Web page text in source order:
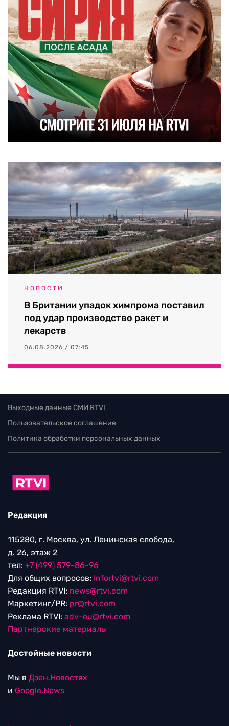
НОВОСТИ
В Британии упадок химпрома поставил
под удар производство ракет и
лекарств
06.08.2026 / 07:45
Выходные данные СМИ RTVI
Пользовательское соглашение
Политика обработки персональных данных
Редакция
115280, г. Москва, ул. Ленинская слобода,
д. 26, этаж 2
тел: +7 (499) 579-86-96
Для общих вопросов: Infortvi@rtvi.com
Редакция RTVI: news@rtvi.com
Маркетинг/PR: pr@rtvi.com
Реклама RTVI: adv-eu@rtvi.com
Партнерские материалы
Достойные новости
Мы в Дзен.Новостях
и Google.News